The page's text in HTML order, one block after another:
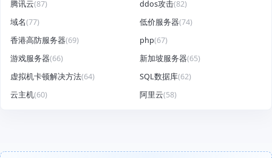
腾讯云(87) ddos攻击(82)
域名(77) 低价服务器(74)
香港高防服务器(69) php(67)
游戏服务器(66) 新加坡服务器(65)
虚拟机卡顿解决方法(64) SQL数据库(62)
云主机(60) 阿里云(58)